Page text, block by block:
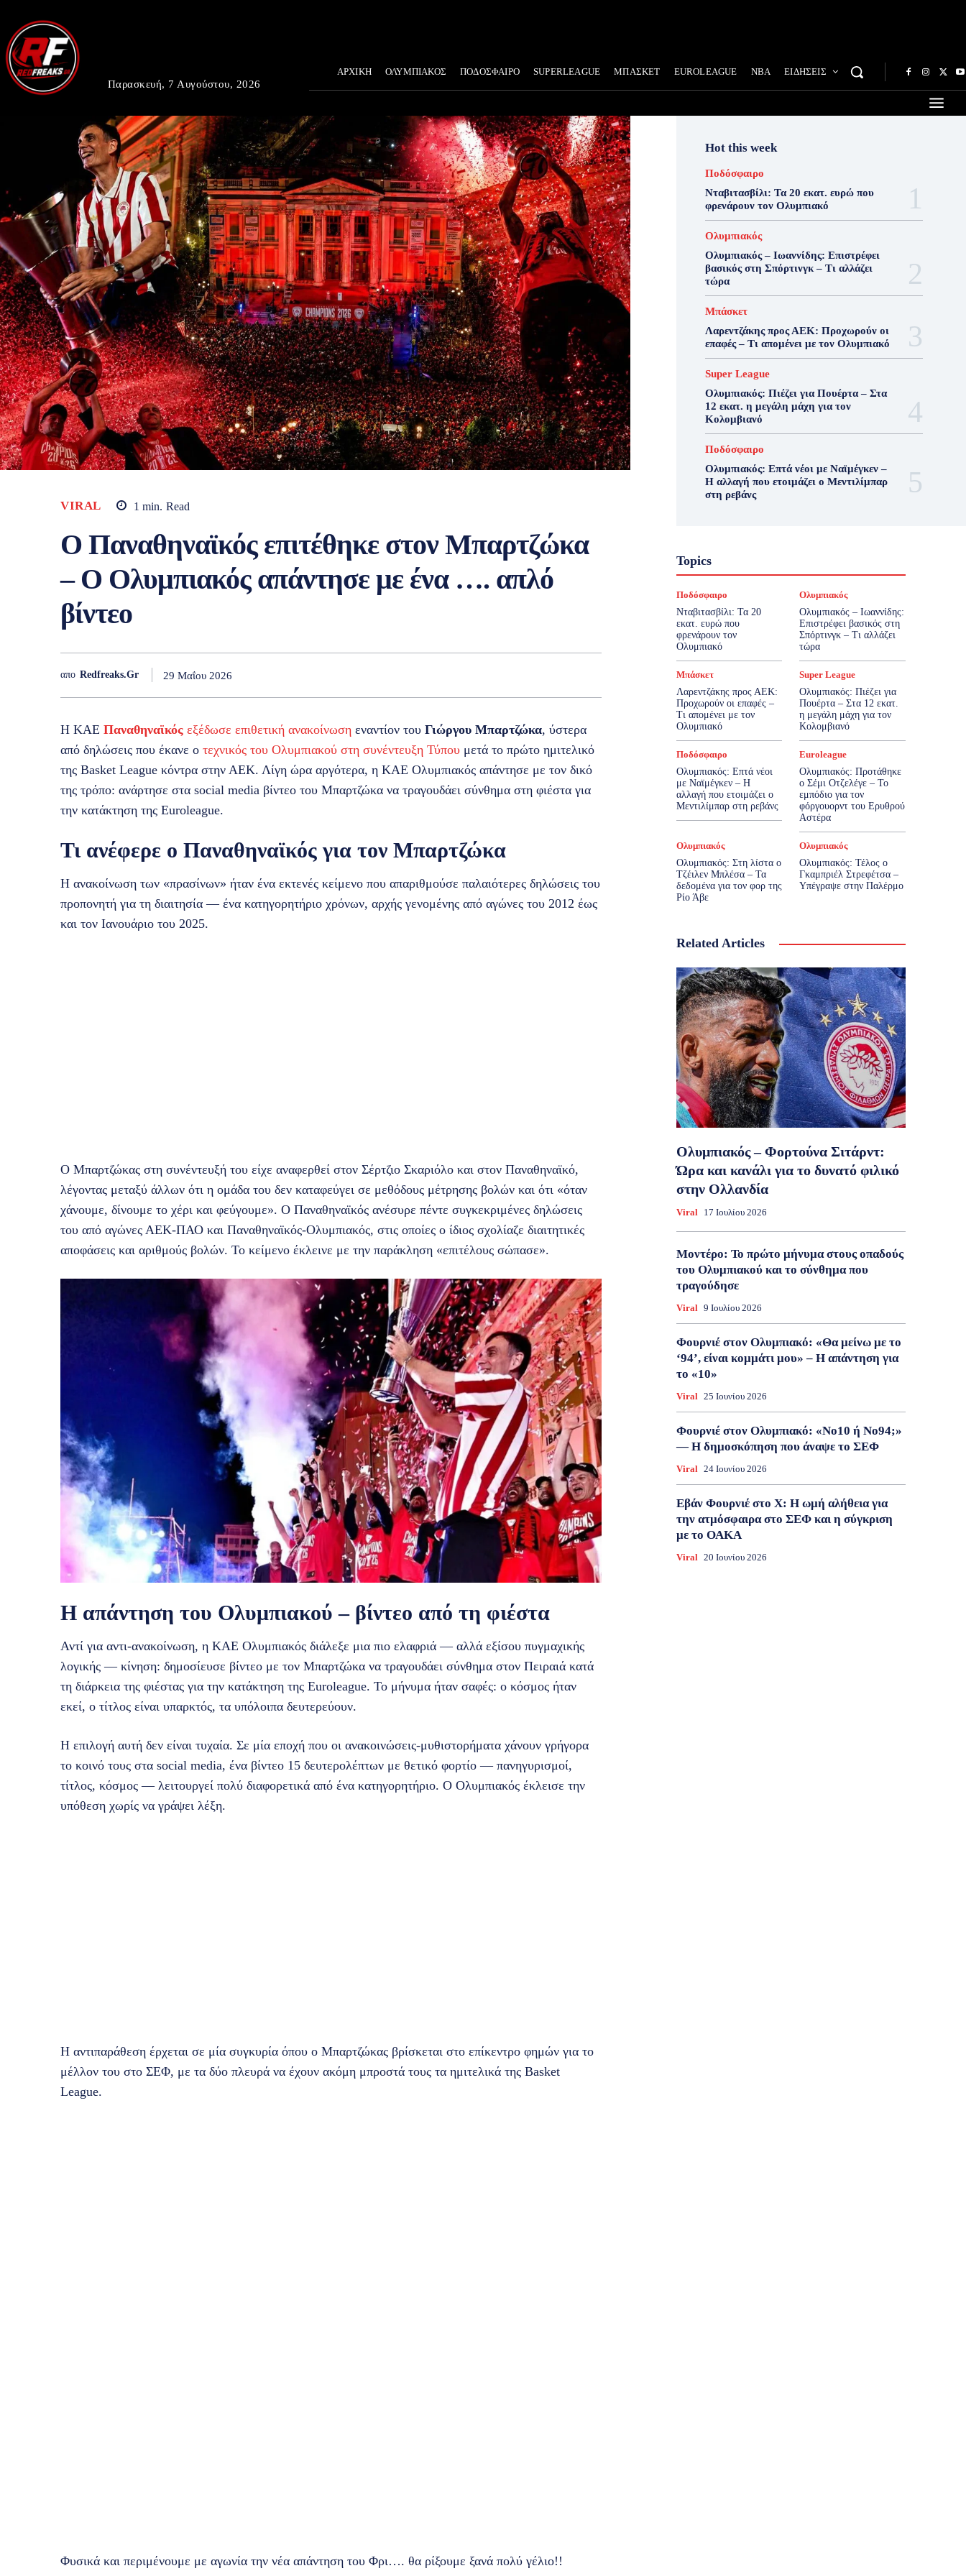
Παρασκευή, 7 Αυγούστου, 2026
ΑΡΧΙΚΗ ΟΛΥΜΠΙΑΚΟΣ ΠΟΔΟΣΦΑΙΡΟ SUPERLEAGUE ΜΠΑΣΚΕΤ EUROLEAGUE NBA ΕΙΔΗΣΕΙΣ
VIRAL 1 min. Read
O Παναθηναϊκός επιτέθηκε στον Μπαρτζώκα
– Ο Ολυμπιακός απάντησε με ένα …. απλό
βίντεο
απο Redfreaks.gr 29 Μαΐου 2026
Η ΚΑΕ Παναθηναϊκός εξέδωσε επιθετική ανακοίνωση εναντίον του Γιώργου Μπαρτζώκα, ύστερα
από δηλώσεις που έκανε ο τεχνικός του Ολυμπιακού στη συνέντευξη Τύπου μετά το πρώτο ημιτελικό
της Basket League κόντρα στην ΑΕΚ. Λίγη ώρα αργότερα, η ΚΑΕ Ολυμπιακός απάντησε με τον δικό
της τρόπο: ανάρτησε στα social media βίντεο του Μπαρτζώκα να τραγουδάει σύνθημα στη φιέστα για
την κατάκτηση της Euroleague.
Τι ανέφερε ο Παναθηναϊκός για τον Μπαρτζώκα
Η ανακοίνωση των «πρασίνων» ήταν ένα εκτενές κείμενο που απαριθμούσε παλαιότερες δηλώσεις του
προπονητή για τη διαιτησία — ένα κατηγορητήριο χρόνων, αρχής γενομένης από αγώνες του 2012 έως
και τον Ιανουάριο του 2025.
Ο Μπαρτζώκας στη συνέντευξή του είχε αναφερθεί στον Σέρτζιο Σκαριόλο και στον Παναθηναϊκό,
λέγοντας μεταξύ άλλων ότι η ομάδα του δεν καταφεύγει σε μεθόδους μέτρησης βολών και ότι «όταν
χάνουμε, δίνουμε το χέρι και φεύγουμε». Ο Παναθηναϊκός ανέσυρε πέντε συγκεκριμένες δηλώσεις
του από αγώνες ΑΕΚ-ΠΑΟ και Παναθηναϊκός-Ολυμπιακός, στις οποίες ο ίδιος σχολίαζε διαιτητικές
αποφάσεις και αριθμούς βολών. Το κείμενο έκλεινε με την παράκληση «επιτέλους σώπασε».
Η απάντηση του Ολυμπιακού – βίντεο από τη φιέστα
Αντί για αντι-ανακοίνωση, η ΚΑΕ Ολυμπιακός διάλεξε μια πιο ελαφριά — αλλά εξίσου πυγμαχικής
λογικής — κίνηση: δημοσίευσε βίντεο με τον Μπαρτζώκα να τραγουδάει σύνθημα στον Πειραιά κατά
τη διάρκεια της φιέστας για την κατάκτηση της Euroleague. Το μήνυμα ήταν σαφές: ο κόσμος ήταν
εκεί, ο τίτλος είναι υπαρκτός, τα υπόλοιπα δευτερεύουν.
Η επιλογή αυτή δεν είναι τυχαία. Σε μία εποχή που οι ανακοινώσεις-μυθιστορήματα χάνουν γρήγορα
το κοινό τους στα social media, ένα βίντεο 15 δευτερολέπτων με θετικό φορτίο — πανηγυρισμοί,
τίτλος, κόσμος — λειτουργεί πολύ διαφορετικά από ένα κατηγορητήριο. Ο Ολυμπιακός έκλεισε την
υπόθεση χωρίς να γράψει λέξη.
Η αντιπαράθεση έρχεται σε μία συγκυρία όπου ο Μπαρτζώκας βρίσκεται στο επίκεντρο φημών για το
μέλλον του στο ΣΕΦ, με τα δύο πλευρά να έχουν ακόμη μπροστά τους τα ημιτελικά της Basket
League.
Φυσικά και περιμένουμε με αγωνία την νέα απάντηση του Φρι…. θα ρίξουμε ξανά πολύ γέλιο!!
Hot this week
Ποδόσφαιρο
Νταβιτασβίλι: Τα 20 εκατ. ευρώ που
φρενάρουν τον Ολυμπιακό
Ολυμπιακός
Ολυμπιακός – Ιωαννίδης: Επιστρέφει
βασικός στη Σπόρτινγκ – Τι αλλάζει
τώρα
Μπάσκετ
Λαρεντζάκης προς ΑΕΚ: Προχωρούν οι
επαφές – Τι απομένει με τον Ολυμπιακό
Super League
Ολυμπιακός: Πιέζει για Πουέρτα – Στα
12 εκατ. η μεγάλη μάχη για τον
Κολομβιανό
Ποδόσφαιρο
Ολυμπιακός: Επτά νέοι με Ναϊμέγκεν –
Η αλλαγή που ετοιμάζει ο Μεντιλίμπαρ
στη ρεβάνς
Topics
Ποδόσφαιρο
Νταβιτασβίλι: Τα 20
εκατ. ευρώ που
φρενάρουν τον
Ολυμπιακό
Ολυμπιακός
Ολυμπιακός – Ιωαννίδης:
Επιστρέφει βασικός στη
Σπόρτινγκ – Τι αλλάζει
τώρα
Μπάσκετ
Λαρεντζάκης προς ΑΕΚ:
Προχωρούν οι επαφές –
Τι απομένει με τον
Ολυμπιακό
Super League
Ολυμπιακός: Πιέζει για
Πουέρτα – Στα 12 εκατ.
η μεγάλη μάχη για τον
Κολομβιανό
Ποδόσφαιρο
Ολυμπιακός: Επτά νέοι
με Ναϊμέγκεν – Η
αλλαγή που ετοιμάζει ο
Μεντιλίμπαρ στη ρεβάνς
Euroleague
Ολυμπιακός: Προτάθηκε
ο Σέμι Οτζελέγε – Το
εμπόδιο για τον
φόργουορντ του Ερυθρού
Αστέρα
Ολυμπιακός
Ολυμπιακός: Στη λίστα ο
Τζέιλεν Μπλέσα – Τα
δεδομένα για τον φορ της
Ρίο Άβε
Ολυμπιακός
Ολυμπιακός: Τέλος ο
Γκαμπριέλ Στρεφέτσα –
Υπέγραψε στην Παλέρμο
Related Articles
Ολυμπιακός – Φορτούνα Σιτάρντ:
Ώρα και κανάλι για το δυνατό φιλικό
στην Ολλανδία
Viral 17 Ιουλίου 2026
Μοντέρο: Το πρώτο μήνυμα στους οπαδούς
του Ολυμπιακού και το σύνθημα που
τραγούδησε
Viral 9 Ιουλίου 2026
Φουρνιέ στον Ολυμπιακό: «Θα μείνω με το
‘94’, είναι κομμάτι μου» – Η απάντηση για
το «10»
Viral 25 Ιουνίου 2026
Φουρνιέ στον Ολυμπιακό: «Νο10 ή Νο94;»
— Η δημοσκόπηση που άναψε το ΣΕΦ
Viral 24 Ιουνίου 2026
Εβάν Φουρνιέ στο X: Η ωμή αλήθεια για
την ατμόσφαιρα στο ΣΕΦ και η σύγκριση
με το ΟΑΚΑ
Viral 20 Ιουνίου 2026